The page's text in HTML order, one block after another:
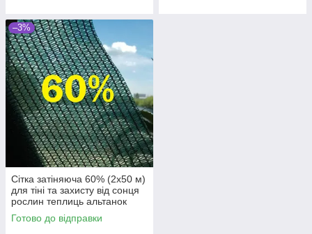
–3%
Сітка затіняюча 60% (2х50 м)
для тіні та захисту від сонця
рослин теплиць альтанок
навісів
Готово до відправки